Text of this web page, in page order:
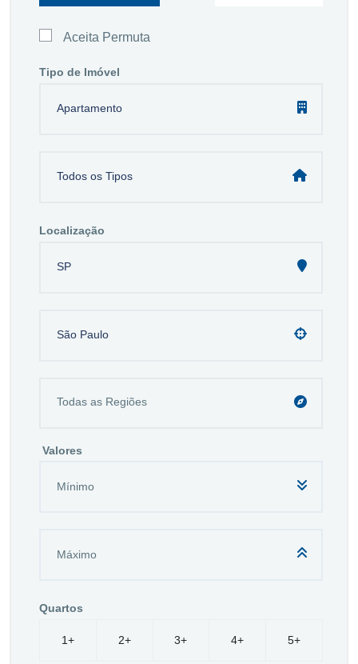
Aceita Permuta
Tipo de Imóvel
Apartamento
Todos os Tipos
Localização
SP
São Paulo
Valores
Quartos
1+ 2+ 3+ 4+ 5+